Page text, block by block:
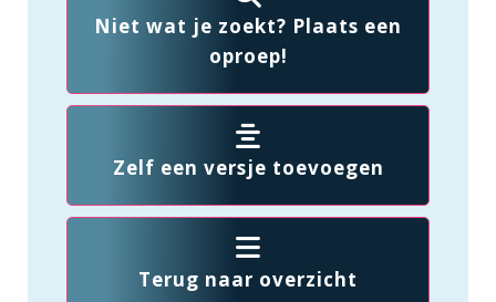
Niet wat je zoekt? Plaats een
oproep!
Zelf een versje toevoegen
Terug naar overzicht